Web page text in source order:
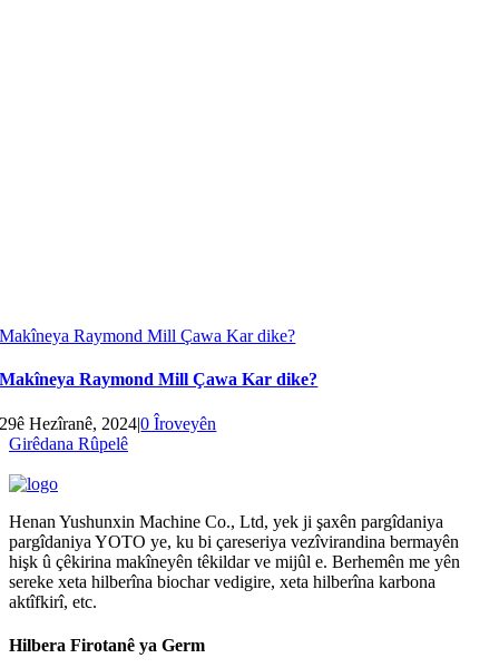
Makîneya Raymond Mill Çawa Kar dike?
Makîneya Raymond Mill Çawa Kar dike?
29ê Hezîranê, 2024|0 Îroveyên
Girêdana Rûpelê
Henan Yushunxin Machine Co., Ltd, yek ji şaxên pargîdaniya
pargîdaniya YOTO ye, ku bi çareseriya vezîvirandina bermayên
hişk û çêkirina makîneyên têkildar ve mijûl e. Berhemên me yên
sereke xeta hilberîna biochar vedigire, xeta hilberîna karbona
aktîfkirî, etc.
Hilbera Firotanê ya Germ